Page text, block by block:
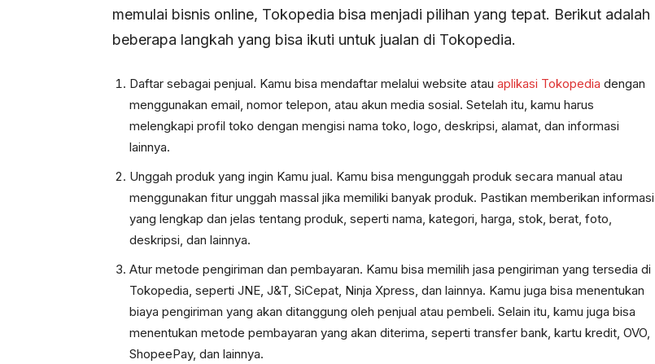
memulai bisnis online, Tokopedia bisa menjadi pilihan yang tepat. Berikut adalah
beberapa langkah yang bisa ikuti untuk jualan di Tokopedia.
Daftar sebagai penjual. Kamu bisa mendaftar melalui website atau aplikasi Tokopedia dengan
menggunakan email, nomor telepon, atau akun media sosial. Setelah itu, kamu harus
melengkapi profil toko dengan mengisi nama toko, logo, deskripsi, alamat, dan informasi
lainnya.
Unggah produk yang ingin Kamu jual. Kamu bisa mengunggah produk secara manual atau
menggunakan fitur unggah massal jika memiliki banyak produk. Pastikan memberikan informasi
yang lengkap dan jelas tentang produk, seperti nama, kategori, harga, stok, berat, foto,
deskripsi, dan lainnya.
Atur metode pengiriman dan pembayaran. Kamu bisa memilih jasa pengiriman yang tersedia di
Tokopedia, seperti JNE, J&T, SiCepat, Ninja Xpress, dan lainnya. Kamu juga bisa menentukan
biaya pengiriman yang akan ditanggung oleh penjual atau pembeli. Selain itu, kamu juga bisa
menentukan metode pembayaran yang akan diterima, seperti transfer bank, kartu kredit, OVO,
ShopeePay, dan lainnya.